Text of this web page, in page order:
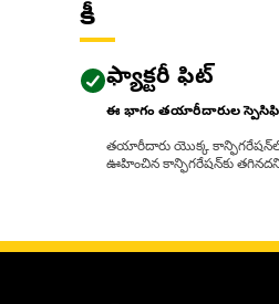
కీ
ఫ్యాక్టరీ ఫిట్
ఈ భాగం తయారీదారుల
తయారీదారు యొక్క కాన్ఫిగరేషన్‌లో
ఊహించిన కాన్ఫిగరేషన్‌కు